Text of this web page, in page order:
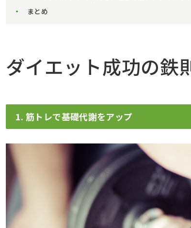
まとめ
ダイエット成功の鉄
1. 筋トレで基礎代謝をアップ